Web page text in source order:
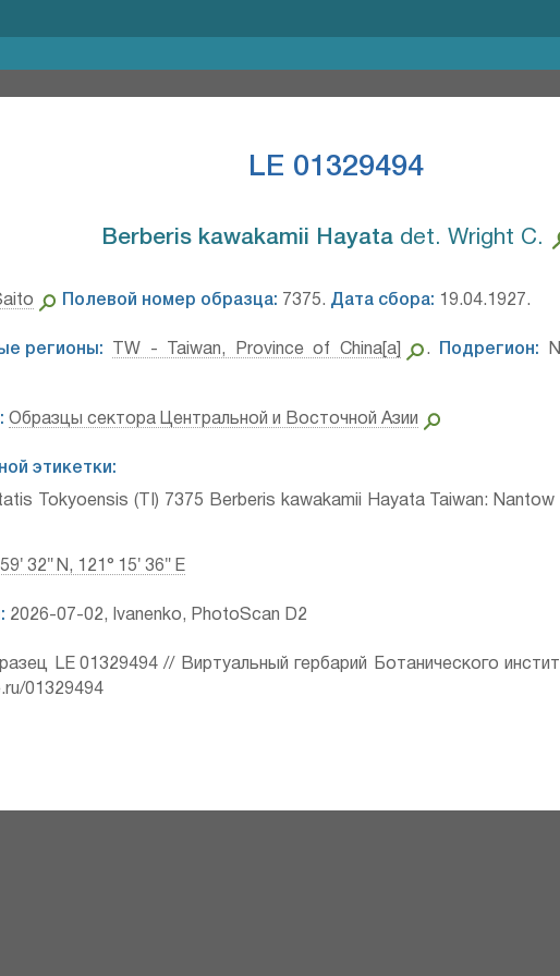
LE 01329494
Berberis kawakamii Hayata⁣det. Wright C.
Полевой номер образца: 7375. Дата сбора: 19.04.1927.
регионы: TW - Taiwan, Province of China[a] . Подрегион:
Образцы сектора Центральной и Восточной Азии
этикетки:
Tokyoensis (TI) 7375 Berberis kawakamii Hayata Taiwan:
32″ N, 121° 15′ 36″ E
2026-07-02, Ivanenko, PhotoScan D2
LE 01329494 // Виртуальный гербарий Ботанического
01329494